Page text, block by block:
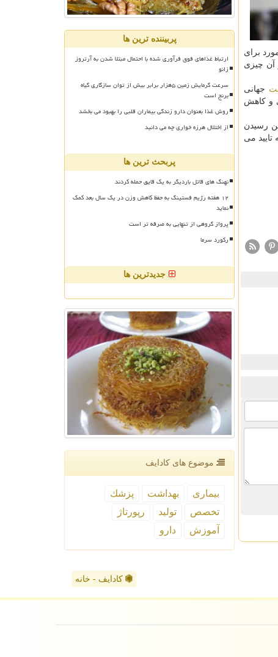
برای
آن چیزی
جهانی
و كاهش
رسیدن
تایید می
پربیننده ترین ها
ارتباط غذاهای فوق فرآوری شده با احتمال مبتلا شدن به آرتروز
زانو
سرعت گرمایش زمین ۵هزار برابر بیش از توان سازگاری گیاه
برنج است
روش غذا بعنوان دارو زندگی بیماران قلبی را بهبود می بخشد
از اختلال هرزه خواری چه می دانید
پربحث ترین ها
نهنگ های قاتل باردیگر به یک قایق حمله کردند
۱۲ هفته رژیم فستینگ به حفظ کاهش وزن در یک سال بعد کمک
نماید
پرواز گروهی از تنهایی به صرفه تر است
رکورد سرما
جدیدترین ها
موضوع های كادایف
بیماری بهداشت
پزشك
تخصص
تولید
رپورتاژ
آموزش
دارو
کادایف - خانه